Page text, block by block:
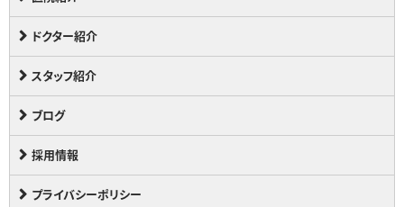
ドクター紹介
スタッフ紹介
ブログ
採用情報
プライバシーポリシー